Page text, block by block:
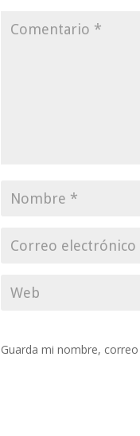
Guarda mi nombre,